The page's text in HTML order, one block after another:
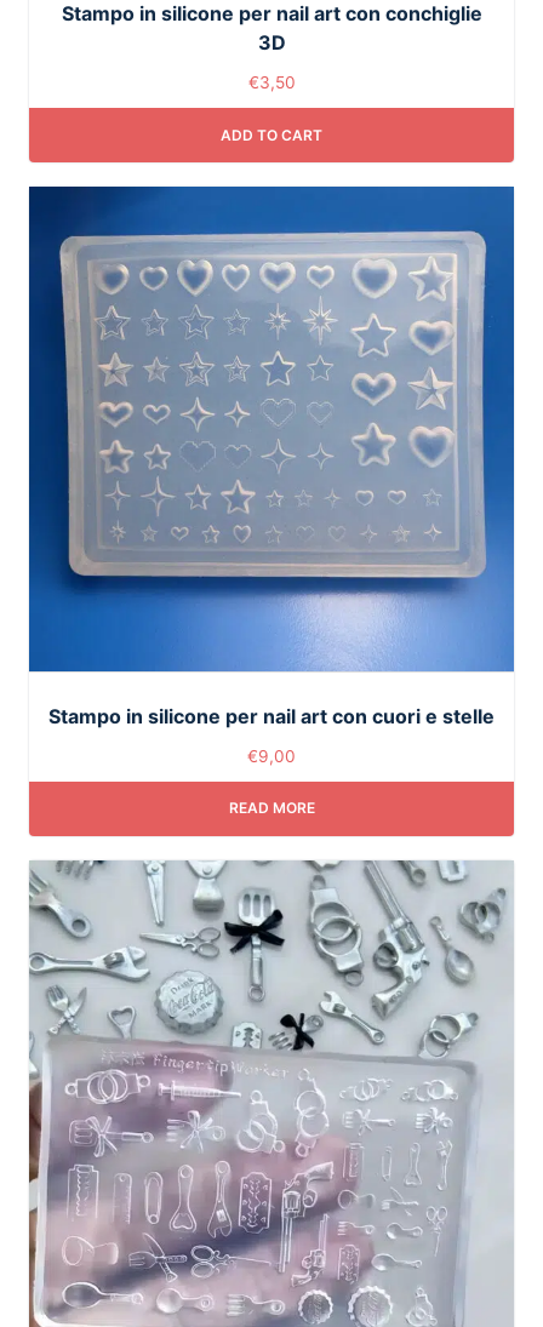
Stampo in silicone per nail art con conchiglie
3D
€3,50
ADD TO CART
Stampo in silicone per nail art con cuori e stelle
€9,00
READ MORE